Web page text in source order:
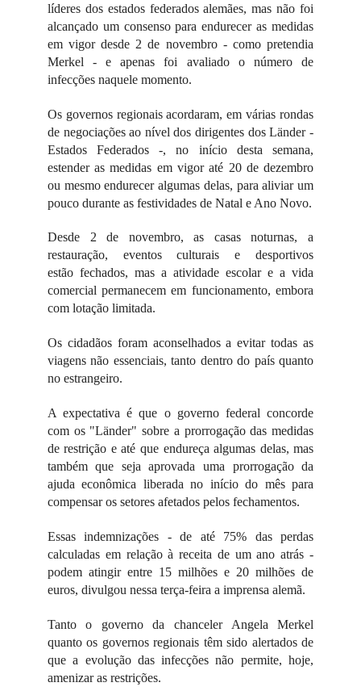
líderes dos estados federados alemães, mas não foi
alcançado um consenso para endurecer as medidas
em vigor desde 2 de novembro - como pretendia
Merkel - e apenas foi avaliado o número de
infecções naquele momento.
Os governos regionais acordaram, em várias rondas
de negociações ao nível dos dirigentes dos Länder -
Estados Federados -, no início desta semana,
estender as medidas em vigor até 20 de dezembro
ou mesmo endurecer algumas delas, para aliviar um
pouco durante as festividades de Natal e Ano Novo.
Desde 2 de novembro, as casas noturnas, a
restauração, eventos culturais e desportivos
estão fechados, mas a atividade escolar e a vida
comercial permanecem em funcionamento, embora
com lotação limitada.
Os cidadãos foram aconselhados a evitar todas as
viagens não essenciais, tanto dentro do país quanto
no estrangeiro.
A expectativa é que o governo federal concorde
com os "Länder" sobre a prorrogação das medidas
de restrição e até que endureça algumas delas, mas
também que seja aprovada uma prorrogação da
ajuda econômica liberada no início do mês para
compensar os setores afetados pelos fechamentos.
Essas indemnizações - de até 75% das perdas
calculadas em relação à receita de um ano atrás -
podem atingir entre 15 milhões e 20 milhões de
euros, divulgou nessa terça-feira a imprensa alemã.
Tanto o governo da chanceler Angela Merkel
quanto os governos regionais têm sido alertados de
que a evolução das infecções não permite, hoje,
amenizar as restrições.